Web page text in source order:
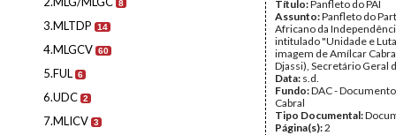
8
3.MLTDP 14
4.MLGCV 60
5.FUL 6
6.UDC 2
7.MLICV 3
Título:Panfleto do PAI
Assunto:Panfleto do
Africano da
intitulado "Unidade e
imagem de Amílcar
Djassi), Secretário Geral
Data: s.d.
Fundo:DAC -
Cabral
Tipo Documental:
Página(s):2